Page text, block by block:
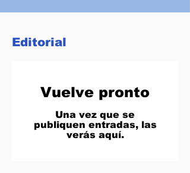
Editorial
Vuelve pronto
Una vez que se
publiquen entradas, las
verás aquí.